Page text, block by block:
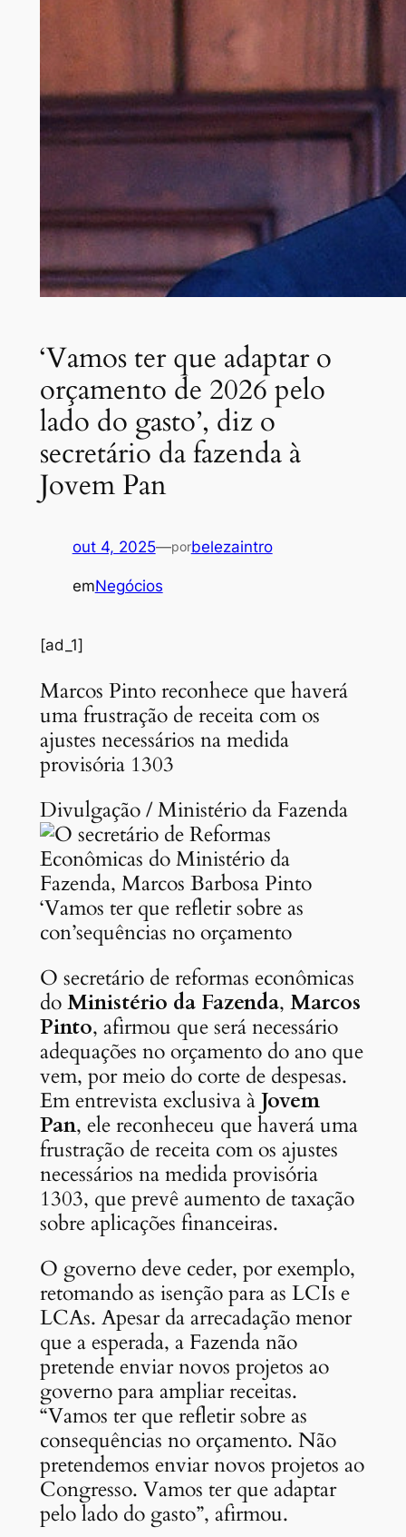
‘Vamos ter que adaptar o
orçamento de 2026 pelo
lado do gasto’, diz o
secretário da fazenda à
Jovem Pan
out 4, 2025—porbelezaintro
emNegócios
[ad_1]
Marcos Pinto reconhece que haverá
uma frustração de receita com os
ajustes necessários na medida
provisória 1303
Divulgação / Ministério da Fazenda
‘Vamos ter que refletir sobre as
con’sequências no orçamento
O secretário de reformas econômicas
doMinistério da Fazenda, Marcos
Pinto, afirmou que será necessário
adequações no orçamento do ano que
vem, por meio do corte de despesas.
Em entrevista exclusiva àJovem
Pan, ele reconheceu que haverá uma
frustração de receita com os ajustes
necessários na medida provisória
1303, que prevê aumento de taxação
sobre aplicações financeiras.
O governo deve ceder, por exemplo,
retomando as isenção para as LCIs e
LCAs. Apesar da arrecadação menor
que a esperada, a Fazenda não
pretende enviar novos projetos ao
governo para ampliar receitas.
“Vamos ter que refletir sobre as
consequências no orçamento. Não
pretendemos enviar novos projetos ao
Congresso. Vamos ter que adaptar
pelo lado do gasto”, afirmou.